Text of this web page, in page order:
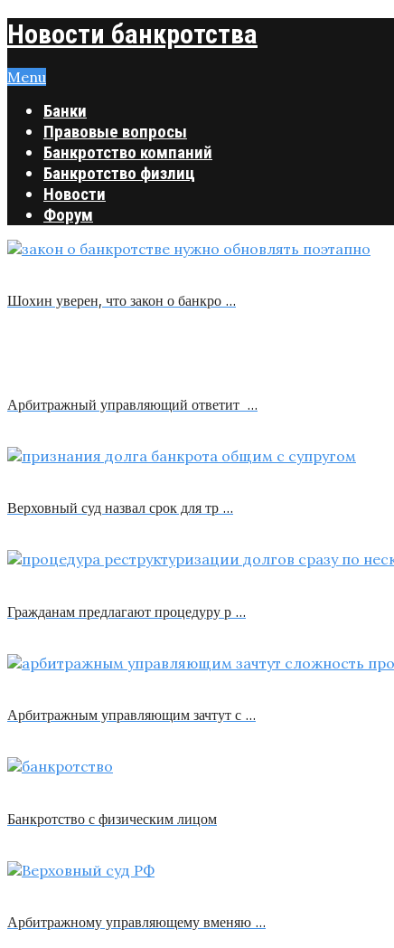
Новости банкротства
Menu
Банки
Правовые вопросы
Банкротство компаний
Банкротство физлиц
Новости
Форум
Шохин уверен, что закон о банкро …
Арбитражный управляющий ответит …
Верховный суд назвал срок для тр …
Гражданам предлагают процедуру р …
Арбитражным управляющим зачтут с …
Банкротство с физическим лицом
Арбитражному управляющему вменяю …